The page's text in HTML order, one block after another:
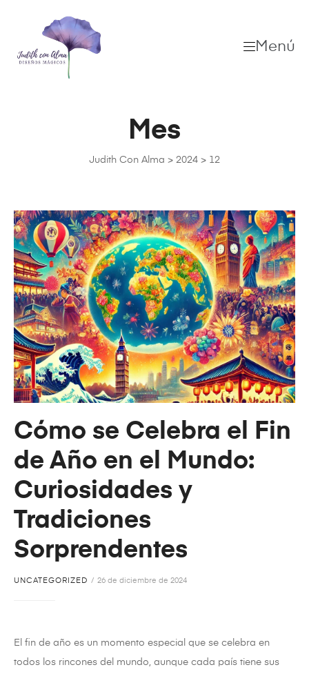
Menú
Judith Con Alma > 2024 > 12
Mes
Cómo se Celebra el Fin
de Año en el Mundo:
Curiosidades y
Tradiciones
Sorprendentes
UNCATEGORIZED 26 de diciembre de 2024
El fin de año es un momento especial que se celebra en
todos los rincones del mundo, aunque cada país tiene sus